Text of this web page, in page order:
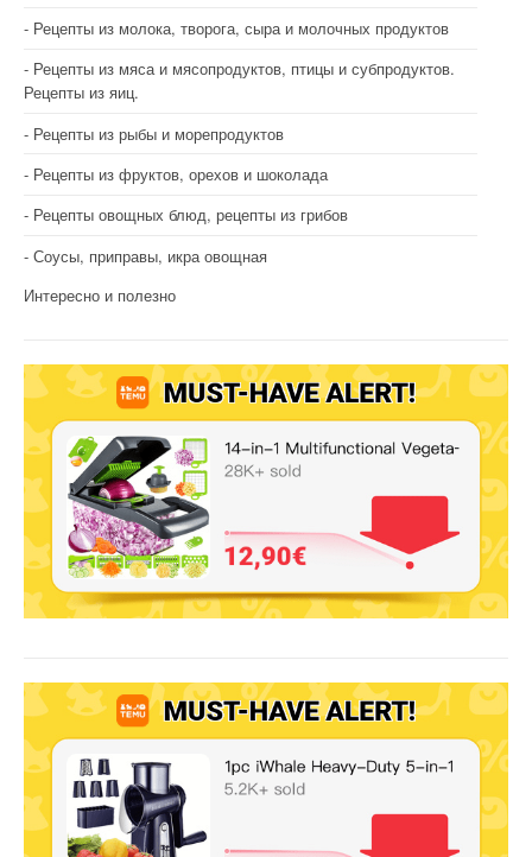
Рецепты из молока, творога, сыра и молочных продуктов
Рецепты из мяса и мясопродуктов, птицы и субпродуктов.
Рецепты из яиц.
Рецепты из рыбы и морепродуктов
Рецепты из фруктов, орехов и шоколада
Рецепты овощных блюд, рецепты из грибов
Соусы, приправы, икра овощная
Интересно и полезно